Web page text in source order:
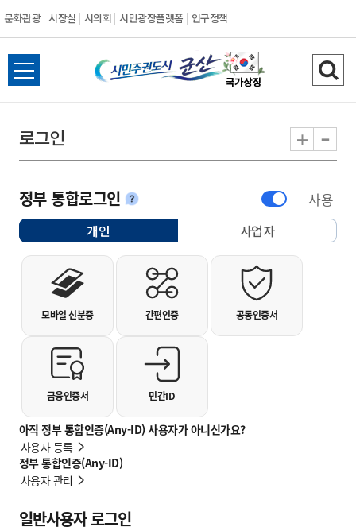
문화관광 시장실 시의회 시민광장플랫폼 인구정책
시민주권도시 군
전체메뉴 열기 검
로그인 + -
정부 통합로그인안내 사용
아직 정부 통합인증(Any-ID) 사용자가 아니신가요?
사용자 등록
정부 통합인증(Any-ID)
사용자 관리
개인선택됨 사업자
개인사용자 로그인
모바일 신분증 간편인증 공동인증서
금융인증서 민간ID
일반사용자 로그인